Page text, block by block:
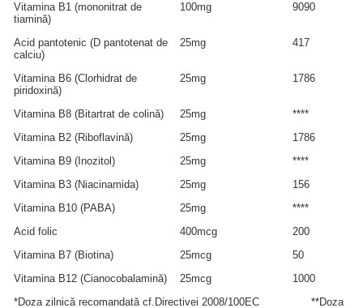
Vitamina B1 (mononitrat de
tiamină)
100mg 9090
Acid pantotenic (D pantotenat de
calciu)
25mg 417
Vitamina B6 (Clorhidrat de
piridoxină)
25mg 1786
Vitamina B8 (Bitartrat de colină) 25mg
****
Vitamina B2 (Riboflavină)
25mg
1786
Vitamina B9 (Inozitol)
25mg
****
Vitamina B3 (Niacinamida)
25mg
156
Vitamina B10 (PABA)
25mg
****
Acid folic
400mcg
200
Vitamina B7 (Biotina)
25mcg
50
Vitamina B12 (Cianocobalamină)
25mcg
1000
*Doza zilnică recomandată cf.Directivei 2008/100EC **Doza